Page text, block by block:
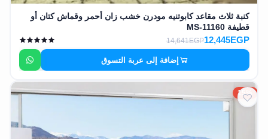
كنبة ثلاث مقاعد كابوتنيه مودرن خشب زان أحمر وقماش كتان أو
قطيفة MS-11160
12,445EGP
14,641EGP
إضافة إلى عربة التسوق
15%